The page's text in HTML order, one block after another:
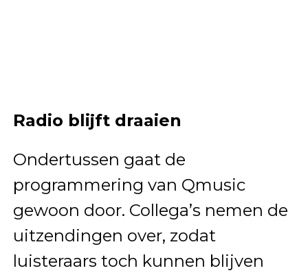
Radio blijft draaien
Ondertussen gaat de
programmering van Qmusic
gewoon door. Collega’s nemen de
uitzendingen over, zodat
luisteraars toch kunnen blijven